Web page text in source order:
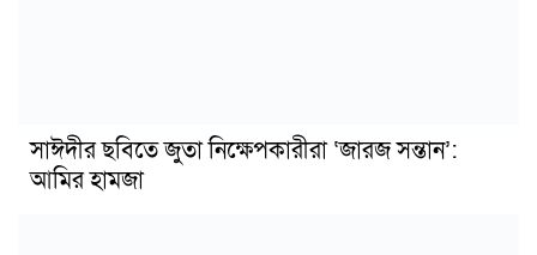
সাঈদীর ছবিতে জুতা নিক্ষেপকারীরা ‘জারজ সন্তান’:
আমির হামজা